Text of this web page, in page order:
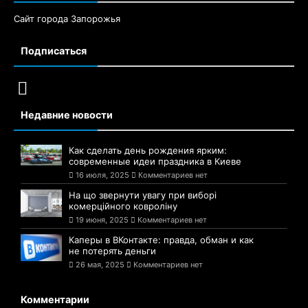
Сайт города Запорожья
Подписаться
Недавние новости
Как сделать день рождения ярким:
современные идеи праздника в Киеве
16 июля, 2025 Комментариев нет
На що звернути увагу при виборі
комерційного ковроліну
19 июня, 2025 Комментариев нет
Каперы в ВКонтакте: правда, обман и как
не потерять деньги
26 мая, 2025 Комментариев нет
Комментарии